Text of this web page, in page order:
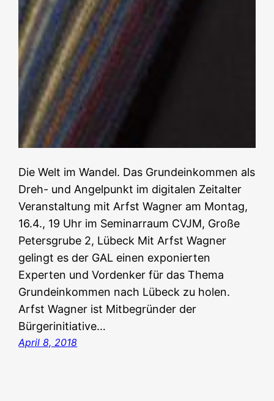
Die Welt im Wandel. Das Grundeinkommen als
Dreh- und Angelpunkt im digitalen Zeitalter
Veranstaltung mit Arfst Wagner am Montag,
16.4., 19 Uhr im Seminarraum CVJM, Große
Petersgrube 2, Lübeck Mit Arfst Wagner
gelingt es der GAL einen exponierten
Experten und Vordenker für das Thema
Grundeinkommen nach Lübeck zu holen.
Arfst Wagner ist Mitbegründer der
Bürgerinitiative…
April 8, 2018